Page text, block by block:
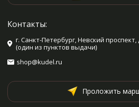
Контакты:
г. Санкт-Петербург, Невский проспект,
(один из пунктов выдачи)
shop@kudel.ru
Проложить